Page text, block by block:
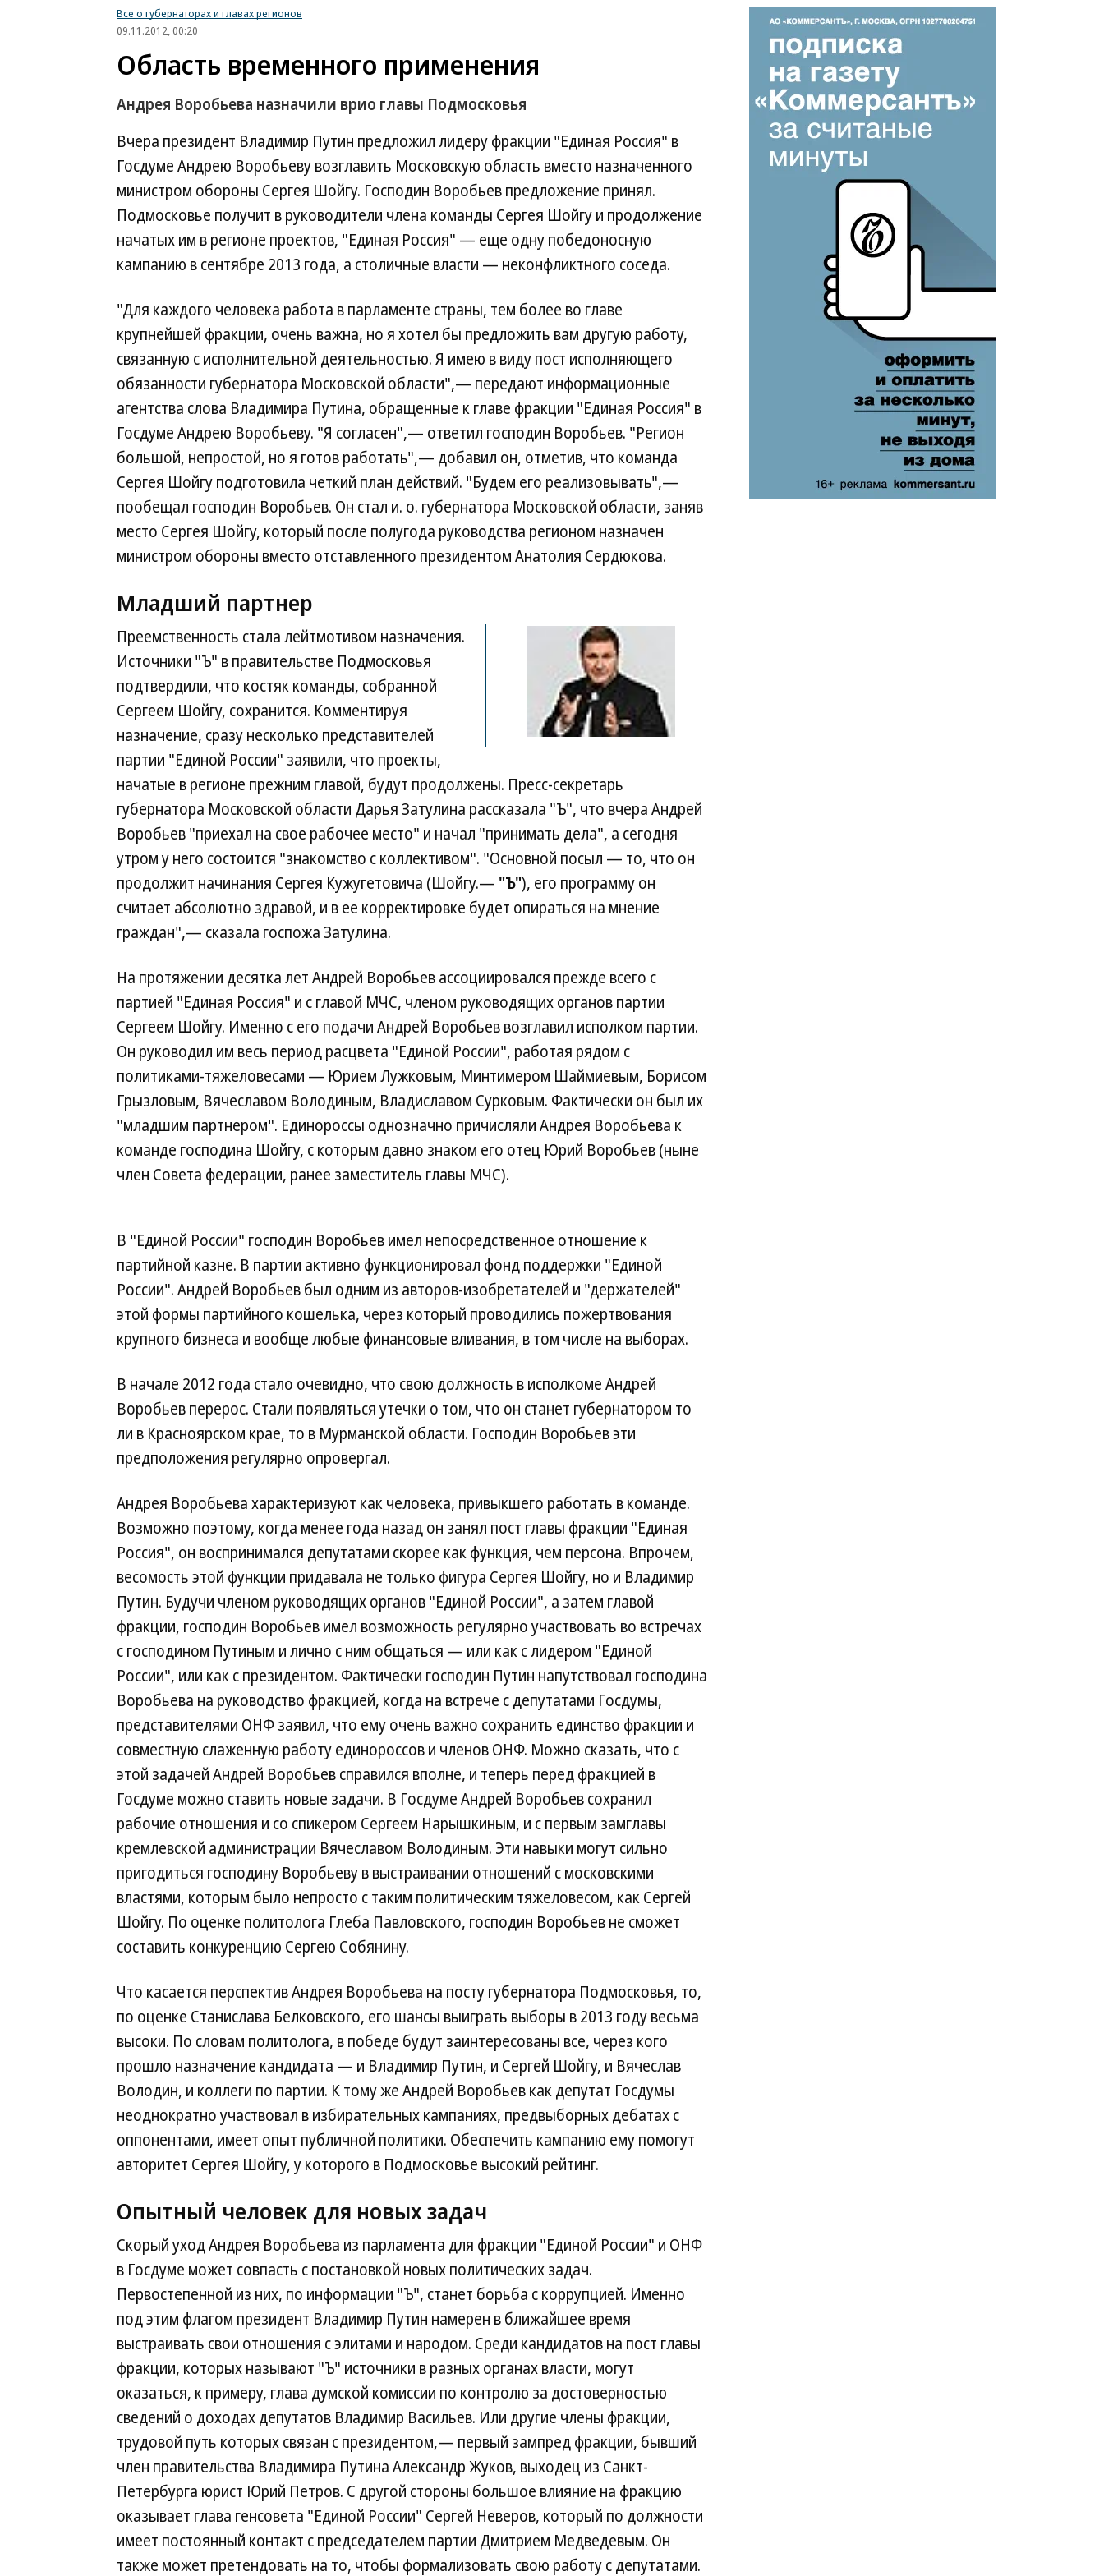
Все о губернаторах и главах регионов
09.11.2012, 00:20
Область временного применения
Андрея Воробьева назначили врио главы Подмосковья
Вчера президент Владимир Путин предложил лидеру фракции "Единая Россия" в
Госдуме Андрею Воробьеву возглавить Московскую область вместо назначенного
министром обороны Сергея Шойгу. Господин Воробьев предложение принял.
Подмосковье получит в руководители члена команды Сергея Шойгу и продолжение
начатых им в регионе проектов, "Единая Россия" — еще одну победоносную
кампанию в сентябре 2013 года, а столичные власти — неконфликтного соседа.
"Для каждого человека работа в парламенте страны, тем более во главе
крупнейшей фракции, очень важна, но я хотел бы предложить вам другую работу,
связанную с исполнительной деятельностью. Я имею в виду пост исполняющего
обязанности губернатора Московской области",— передают информационные
агентства слова Владимира Путина, обращенные к главе фракции "Единая Россия" в
Госдуме Андрею Воробьеву. "Я согласен",— ответил господин Воробьев. "Регион
большой, непростой, но я готов работать",— добавил он, отметив, что команда
Сергея Шойгу подготовила четкий план действий. "Будем его реализовывать",—
пообещал господин Воробьев. Он стал и. о. губернатора Московской области, заняв
место Сергея Шойгу, который после полугода руководства регионом назначен
министром обороны вместо отставленного президентом Анатолия Сердюкова.
Младший партнер
Преемственность стала лейтмотивом назначения.
Источники "Ъ" в правительстве Подмосковья
подтвердили, что костяк команды, собранной
Сергеем Шойгу, сохранится. Комментируя
назначение, сразу несколько представителей
партии "Единой России" заявили, что проекты,
начатые в регионе прежним главой, будут продолжены. Пресс-секретарь
губернатора Московской области Дарья Затулина рассказала "Ъ", что вчера Андрей
Воробьев "приехал на свое рабочее место" и начал "принимать дела", а сегодня
утром у него состоится "знакомство с коллективом". "Основной посыл — то, что он
продолжит начинания Сергея Кужугетовича (Шойгу.— "Ъ"), его программу он
считает абсолютно здравой, и в ее корректировке будет опираться на мнение
граждан",— сказала госпожа Затулина.
На протяжении десятка лет Андрей Воробьев ассоциировался прежде всего с
партией "Единая Россия" и с главой МЧС, членом руководящих органов партии
Сергеем Шойгу. Именно с его подачи Андрей Воробьев возглавил исполком партии.
Он руководил им весь период расцвета "Единой России", работая рядом с
политиками-тяжеловесами — Юрием Лужковым, Минтимером Шаймиевым, Борисом
Грызловым, Вячеславом Володиным, Владиславом Сурковым. Фактически он был их
"младшим партнером". Единороссы однозначно причисляли Андрея Воробьева к
команде господина Шойгу, с которым давно знаком его отец Юрий Воробьев (ныне
член Совета федерации, ранее заместитель главы МЧС).
В "Единой России" господин Воробьев имел непосредственное отношение к
партийной казне. В партии активно функционировал фонд поддержки "Единой
России". Андрей Воробьев был одним из авторов-изобретателей и "держателей"
этой формы партийного кошелька, через который проводились пожертвования
крупного бизнеса и вообще любые финансовые вливания, в том числе на выборах.
В начале 2012 года стало очевидно, что свою должность в исполкоме Андрей
Воробьев перерос. Стали появляться утечки о том, что он станет губернатором то
ли в Красноярском крае, то в Мурманской области. Господин Воробьев эти
предположения регулярно опровергал.
Андрея Воробьева характеризуют как человека, привыкшего работать в команде.
Возможно поэтому, когда менее года назад он занял пост главы фракции "Единая
Россия", он воспринимался депутатами скорее как функция, чем персона. Впрочем,
весомость этой функции придавала не только фигура Сергея Шойгу, но и Владимир
Путин. Будучи членом руководящих органов "Единой России", а затем главой
фракции, господин Воробьев имел возможность регулярно участвовать во встречах
с господином Путиным и лично с ним общаться — или как с лидером "Единой
России", или как с президентом. Фактически господин Путин напутствовал господина
Воробьева на руководство фракцией, когда на встрече с депутатами Госдумы,
представителями ОНФ заявил, что ему очень важно сохранить единство фракции и
совместную слаженную работу единороссов и членов ОНФ. Можно сказать, что с
этой задачей Андрей Воробьев справился вполне, и теперь перед фракцией в
Госдуме можно ставить новые задачи. В Госдуме Андрей Воробьев сохранил
рабочие отношения и со спикером Сергеем Нарышкиным, и с первым замглавы
кремлевской администрации Вячеславом Володиным. Эти навыки могут сильно
пригодиться господину Воробьеву в выстраивании отношений с московскими
властями, которым было непросто с таким политическим тяжеловесом, как Сергей
Шойгу. По оценке политолога Глеба Павловского, господин Воробьев не сможет
составить конкуренцию Сергею Собянину.
Что касается перспектив Андрея Воробьева на посту губернатора Подмосковья, то,
по оценке Станислава Белковского, его шансы выиграть выборы в 2013 году весьма
высоки. По словам политолога, в победе будут заинтересованы все, через кого
прошло назначение кандидата — и Владимир Путин, и Сергей Шойгу, и Вячеслав
Володин, и коллеги по партии. К тому же Андрей Воробьев как депутат Госдумы
неоднократно участвовал в избирательных кампаниях, предвыборных дебатах с
оппонентами, имеет опыт публичной политики. Обеспечить кампанию ему помогут
авторитет Сергея Шойгу, у которого в Подмосковье высокий рейтинг.
Опытный человек для новых задач
Скорый уход Андрея Воробьева из парламента для фракции "Единой России" и ОНФ
в Госдуме может совпасть с постановкой новых политических задач.
Первостепенной из них, по информации "Ъ", станет борьба с коррупцией. Именно
под этим флагом президент Владимир Путин намерен в ближайшее время
выстраивать свои отношения с элитами и народом. Среди кандидатов на пост главы
фракции, которых называют "Ъ" источники в разных органах власти, могут
оказаться, к примеру, глава думской комиссии по контролю за достоверностью
сведений о доходах депутатов Владимир Васильев. Или другие члены фракции,
трудовой путь которых связан с президентом,— первый зампред фракции, бывший
член правительства Владимира Путина Александр Жуков, выходец из Санкт-
Петербурга юрист Юрий Петров. С другой стороны большое влияние на фракцию
оказывает глава генсовета "Единой России" Сергей Неверов, который по должности
имеет постоянный контакт с председателем партии Дмитрием Медведевым. Он
также может претендовать на то, чтобы формализовать свою работу с депутатами.